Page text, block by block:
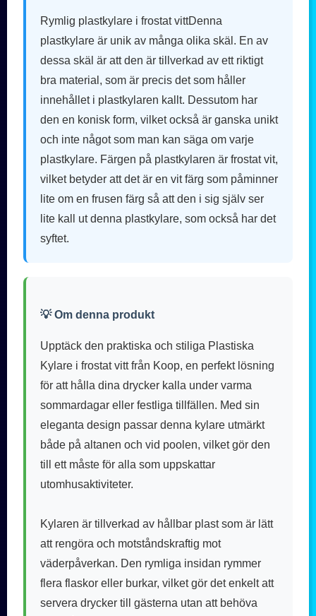
Rymlig plastkylare i frostat vittDenna
plastkylare är unik av många olika skäl. En av
dessa skäl är att den är tillverkad av ett riktigt
bra material, som är precis det som håller
innehållet i plastkylaren kallt. Dessutom har
den en konisk form, vilket också är ganska unikt
och inte något som man kan säga om varje
plastkylare. Färgen på plastkylaren är frostat vit,
vilket betyder att det är en vit färg som påminner
lite om en frusen färg så att den i sig själv ser
lite kall ut denna plastkylare, som också har det
syftet.
💡 Om denna produkt
Upptäck den praktiska och stiliga Plastiska
Kylare i frostat vitt från Koop, en perfekt lösning
för att hålla dina drycker kalla under varma
sommardagar eller festliga tillfällen. Med sin
eleganta design passar denna kylare utmärkt
både på altanen och vid poolen, vilket gör den
till ett måste för alla som uppskattar
utomhusaktiviteter.
Kylaren är tillverkad av hållbar plast som är lätt
att rengöra och motståndskraftig mot
väderpåverkan. Den rymliga insidan rymmer
flera flaskor eller burkar, vilket gör det enkelt att
servera drycker till gästerna utan att behöva